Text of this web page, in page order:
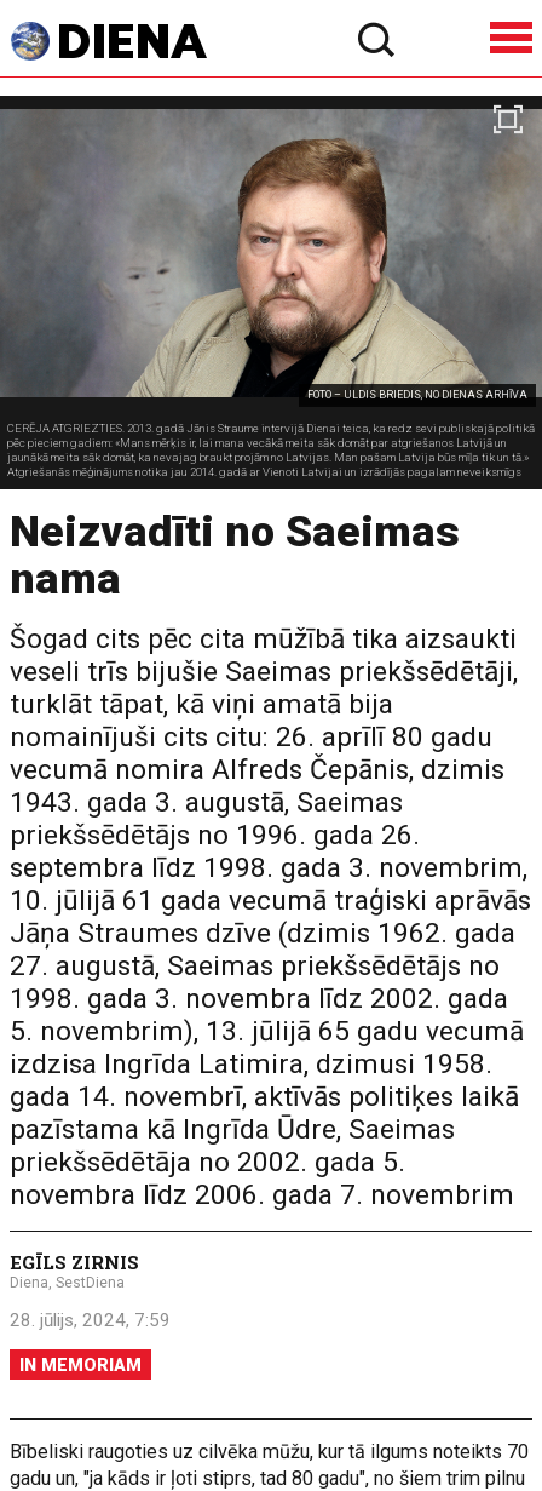
FOTO – ULDIS BRIEDIS, NO DIENAS ARHĪVA
CERĒJA ATGRIEZTIES. 2013. gadā Jānis Straume intervijā Dienai teica, ka redz sevi publiskajā politikā
pēc pieciem gadiem: «Mans mērķis ir, lai mana vecākā meita sāk domāt par atgriešanos Latvijā un
jaunākā meita sāk domāt, ka nevajag braukt projām no Latvijas. Man pašam Latvija būs mīļa tik un tā.»
Atgriešanās mēģinājums notika jau 2014. gadā ar Vienoti Latvijai un izrādījās pagalam neveiksmīgs
Neizvadīti no Saeimas
nama
Šogad cits pēc cita mūžībā tika aizsaukti
veseli trīs bijušie Saeimas priekšsēdētāji,
turklāt tāpat, kā viņi amatā bija
nomainījuši cits citu: 26. aprīlī 80 gadu
vecumā nomira Alfreds Čepānis, dzimis
1943. gada 3. augustā, Saeimas
priekšsēdētājs no 1996. gada 26.
septembra līdz 1998. gada 3. novembrim,
10. jūlijā 61 gada vecumā traģiski aprāvās
Jāņa Straumes dzīve (dzimis 1962. gada
27. augustā, Saeimas priekšsēdētājs no
1998. gada 3. novembra līdz 2002. gada
5. novembrim), 13. jūlijā 65 gadu vecumā
izdzisa Ingrīda Latimira, dzimusi 1958.
gada 14. novembrī, aktīvās politiķes laikā
pazīstama kā Ingrīda Ūdre, Saeimas
priekšsēdētāja no 2002. gada 5.
novembra līdz 2006. gada 7. novembrim
EGĪLS ZIRNIS
Diena, SestDiena
28. jūlijs, 2024, 7:59
IN MEMORIAM
Bībeliski raugoties uz cilvēka mūžu, kur tā ilgums noteikts 70
gadu un, "ja kāds ir ļoti stiprs, tad 80 gadu", no šiem trim pilnu